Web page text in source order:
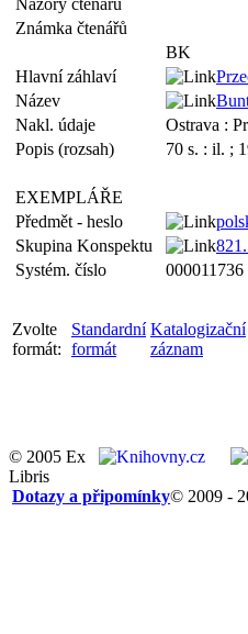
Názory čtenářů
Známka čtenářů
BK
Hlavní záhlaví
Název
Nakl. údaje
Ostrava :
Popis (rozsah)
70 s. : il. ;
EXEMPLÁŘE
Předmět - heslo
Skupina Konspektu
Systém. číslo
000011736
Zvolte
formát:
Standardní
formát
Katalogizační
záznam
© 2005 Ex
Libris
© 2009 -
Dotazy a připomínky